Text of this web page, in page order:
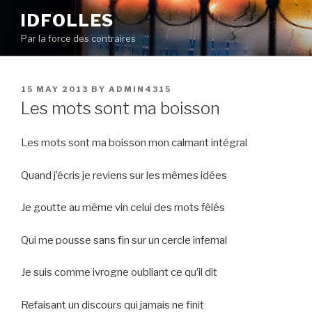
content
IDFOLLES
Par la force des contraires
POSTED
ON
15 MAY 2013 BY ADMIN4315
Les mots sont ma boisson
Les mots sont ma boisson mon calmant intégral
Quand j’écris je reviens sur les mêmes idées
Je goutte au même vin celui des mots fêlés
Qui me pousse sans fin sur un cercle infernal
Je suis comme ivrogne oubliant ce qu’il dit
Refaisant un discours qui jamais ne finit